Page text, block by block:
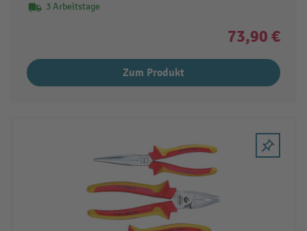
3 Arbeitstage
73,90 €
Zum Produkt